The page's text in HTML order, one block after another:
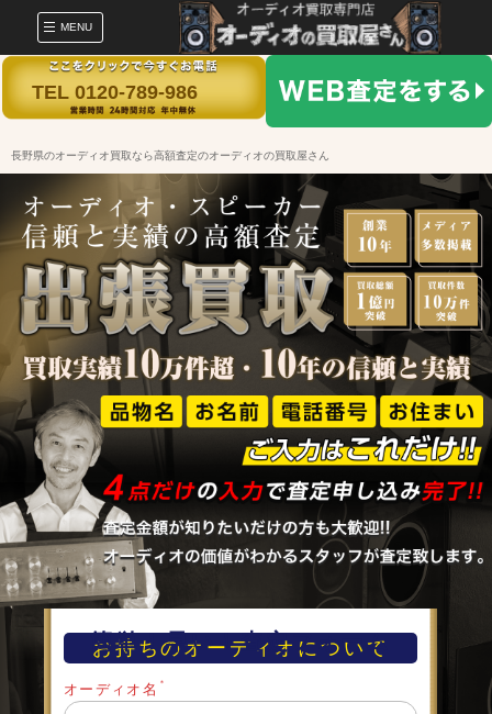
MENU
TEL 0120-789-986
長野県のオーディオ買取なら高額査定のオーディオの買取屋さん
簡単！早い！査定フォーム
お持ちのオーディオについて
オーディオ名 ＊